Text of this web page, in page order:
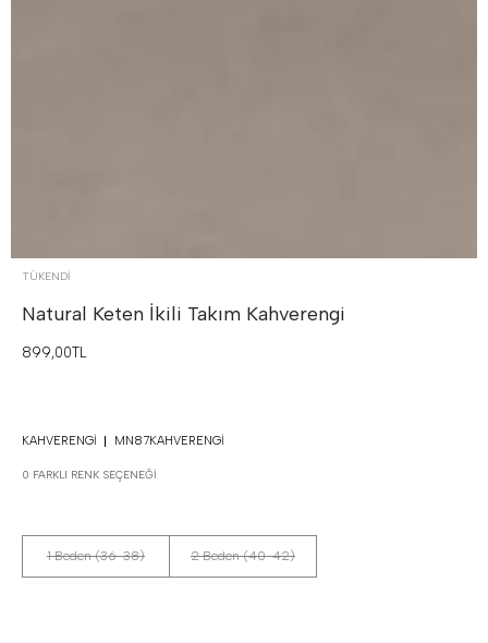
TÜKENDI
Natural Keten İkili Takım Kahverengi
899,00TL
KAHVERENGI MN87KAHVERENGI
0 FARKLI RENK SEÇENEĞI
1 Beden (36-38) 2 Beden (40-42)